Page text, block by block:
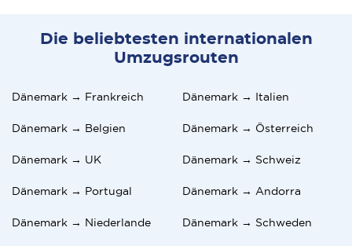
Die beliebtesten internationalen
Umzugsrouten
Dänemark → Frankreich Dänemark → Italien
Dänemark → Belgien Dänemark → Österreich
Dänemark → UK Dänemark → Schweiz
Dänemark → Portugal Dänemark → Andorra
Dänemark → Niederlande Dänemark → Schweden